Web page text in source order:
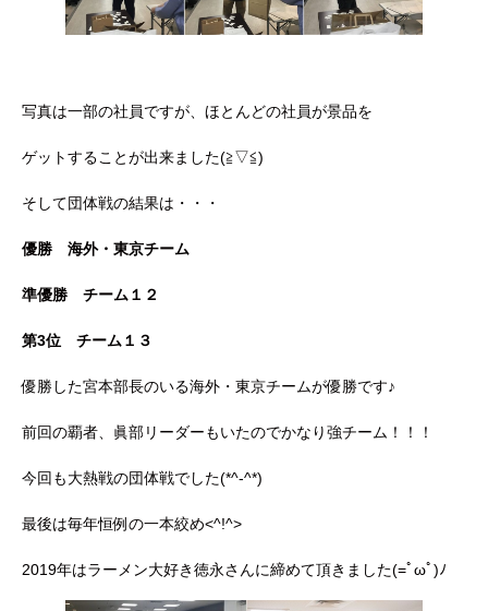
写真は一部の社員ですが、ほとんどの社員が景品を
ゲットすることが出来ました(≧▽≦)
そして団体戦の結果は・・・
優勝 海外・東京チーム
準優勝 チーム１２
第3位 チーム１３
優勝した宮本部長のいる海外・東京チームが優勝です♪
前回の覇者、眞部リーダーもいたのでかなり強チーム！！！
今回も大熱戦の団体戦でした(*^-^*)
最後は毎年恒例の一本絞め<^!^>
2019年はラーメン大好き徳永さんに締めて頂きました(=ﾟωﾟ)ﾉ